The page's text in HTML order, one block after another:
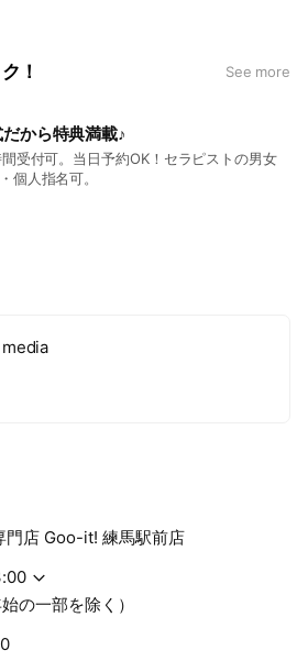
円（税込）
！ See more
から特典満載♪
受付可。当日予約OK！セラピストの男女
個人指名可。
門店 Goo-it! 練馬駅前店
の一部を除く）